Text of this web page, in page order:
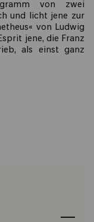
von zwei
und licht jene zur
von Ludwig
jene, die Franz
als einst ganz